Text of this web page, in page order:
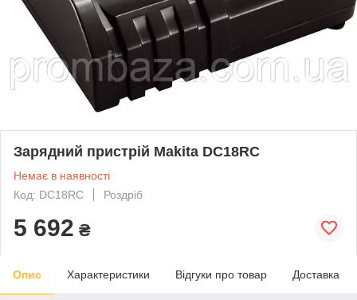
Зарядний пристрій Makita DC18RC
Немає в наявності
Код: DC18RC
Роздріб
5 692 ₴
Опис Характеристики Відгуки про товар Доставка